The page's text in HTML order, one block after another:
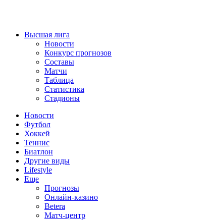
Высшая лига
Новости
Конкурс прогнозов
Составы
Матчи
Таблица
Статистика
Стадионы
Новости
Футбол
Хоккей
Теннис
Биатлон
Другие виды
Lifestyle
Еще
Прогнозы
Онлайн-казино
Betera
Матч-центр